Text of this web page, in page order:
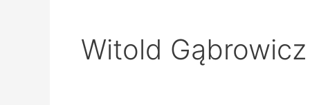
Witold Gąbrowicz